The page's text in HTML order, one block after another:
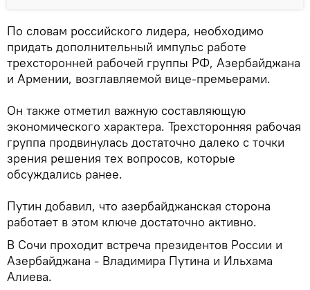
По словам российского лидера, необходимо
придать дополнительный импульс работе
трехсторонней рабочей группы РФ, Азербайджана
и Армении, возглавляемой вице-премьерами.
Он также отметил важную составляющую
экономического характера. Трехсторонняя рабочая
группа продвинулась достаточно далеко с точки
зрения решения тех вопросов, которые
обсуждались ранее.
Путин добавил, что азербайджанская сторона
работает в этом ключе достаточно активно.
В Сочи проходит встреча президентов России и
Азербайджана - Владимира Путина и Ильхама
Алиева.